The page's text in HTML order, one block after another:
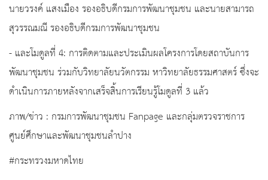
นายวรงค์ แสงเมือง รองอธิบดีกรมการพัฒนาชุมชน และนายสามารถ
สุวรรณมณี รองอธิบดีกรมการพัฒนาชุมชน
- และโมดูลที่ 4: การติดตามและประเมินผลโครงการโดยสถาบันการ
พัฒนาชุมชน ร่วมกับวิทยาลัยนวัตกรรม หาวิทยาลัยธรรมศาสตร์ ซึ่งจะ
ดำเนินการภายหลังจากเสร็จสิ้นการเรียนรู้โมดูลที่ 3 แล้ว
ภาพ/ข่าว : กรมการพัฒนาชุมชน Fanpage และกลุ่มตรวจราชการ
ศูนย์ศึกษาและพัฒนาชุมชนลำปาง
#กระทรวงมหาดไทย